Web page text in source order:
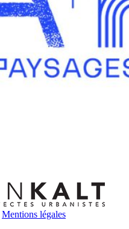
Mentions légales